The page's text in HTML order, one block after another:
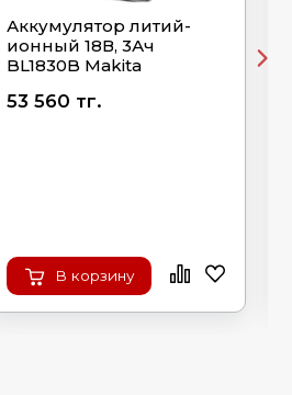
Аккумулятор литий-
ионный 18В, 3Ач
BL1830B Makita
53 560 тг.
В корзину